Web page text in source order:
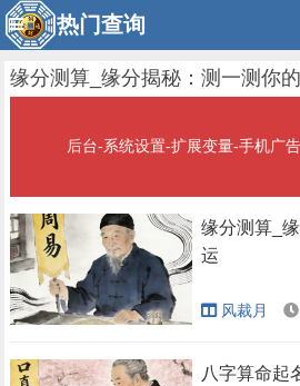
热门查询
缘分测算_缘分揭秘：测一测你
后台-系统设置-扩展变量-手机广
缘分测算_
运
风裁月
八字算命起